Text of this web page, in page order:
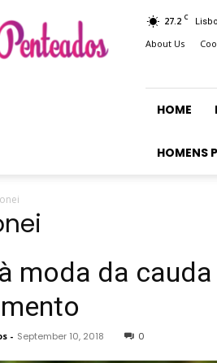
27.2 C
About Us
HOME
HOMENS
moda da
- September 10, 2018 0